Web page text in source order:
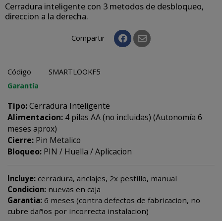
Cerradura inteligente con 3 metodos de desbloqueo,
direccion a la derecha.
Compartir
Código
SMARTLOOKF5
Garantía
Tipo:Cerradura Inteligente
Alimentacion: 4 pilas AA (no incluidas) (Autonomía 6
meses aprox)
Cierre: Pin Metalico
Bloqueo: PIN / Huella / Aplicacion
Incluye: cerradura, anclajes, 2x pestillo, manual
Condicion: nuevas en caja
Garantia: 6 meses (contra defectos de fabricacion, no
cubre daños por incorrecta instalacion)